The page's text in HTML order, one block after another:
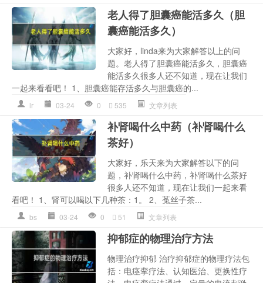
老人得了胆囊癌能活多久（胆
囊癌能活多久）
大家好，linda来为大家解答以上的问
题。老人得了胆囊癌能活多久，胆囊癌
能活多久很多人还不知道，现在让我们
一起来看看吧！ 1、胆囊癌能存活多久与胆囊癌的...
lr 03-24 0 535 文章列表
补肾喝什么中药（补肾喝什么
茶好）
大家好，乐天来为大家解答以下的问
题，补肾喝什么中药，补肾喝什么茶好
很多人还不知道，现在让我们一起来看
看吧！ 1、肾可以喝以下几种茶：1。 2、菟丝子茶...
bs 03-24 0 51 文章列表
抑郁症的物理治疗方法
物理治疗抑郁 治疗抑郁症的物理疗法包
括：电痉挛疗法、认知医治、更换性疗